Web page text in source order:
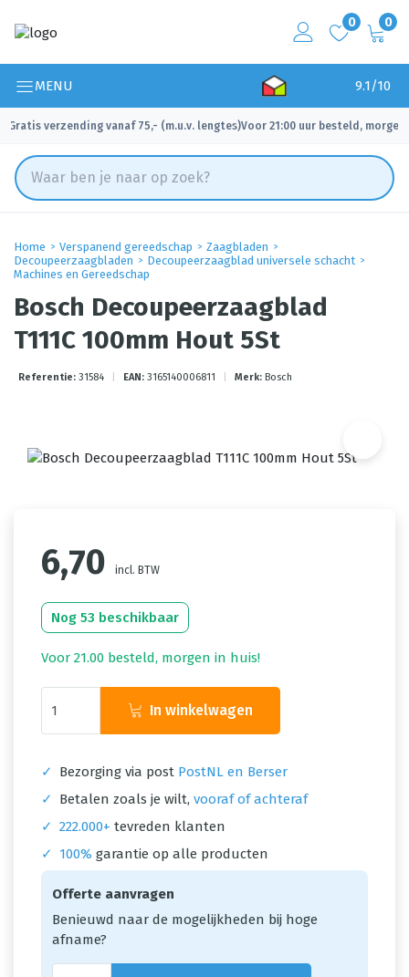
0 0
MENU 9.1/10
Gratis verzending vanaf 75,- (m.u.v. lengtes)
✓ Voor 21:00 uur besteld, morgen
Home Verspanend gereedschap
Zaagbladen
Decoupeerzaagbladen
Decoupeerzaagblad universele schacht
Machines en Gereedschap
Bosch Decoupeerzaagblad
T111C 100mm Hout 5St
Referentie: 31584 EAN: 3165140006811 Merk: Bosch
6,70 incl. BTW
Nog 53 beschikbaar
Voor 21.00 besteld, morgen in huis!
In winkelwagen
✓ Bezorging via post PostNL en Berser
✓
Betalen zoals je wilt, vooraf of achteraf
✓ 222.000+ tevreden klanten
✓
100% garantie op alle producten
Offerte aanvragen
Benieuwd naar de mogelijkheden bij hoge
afname?